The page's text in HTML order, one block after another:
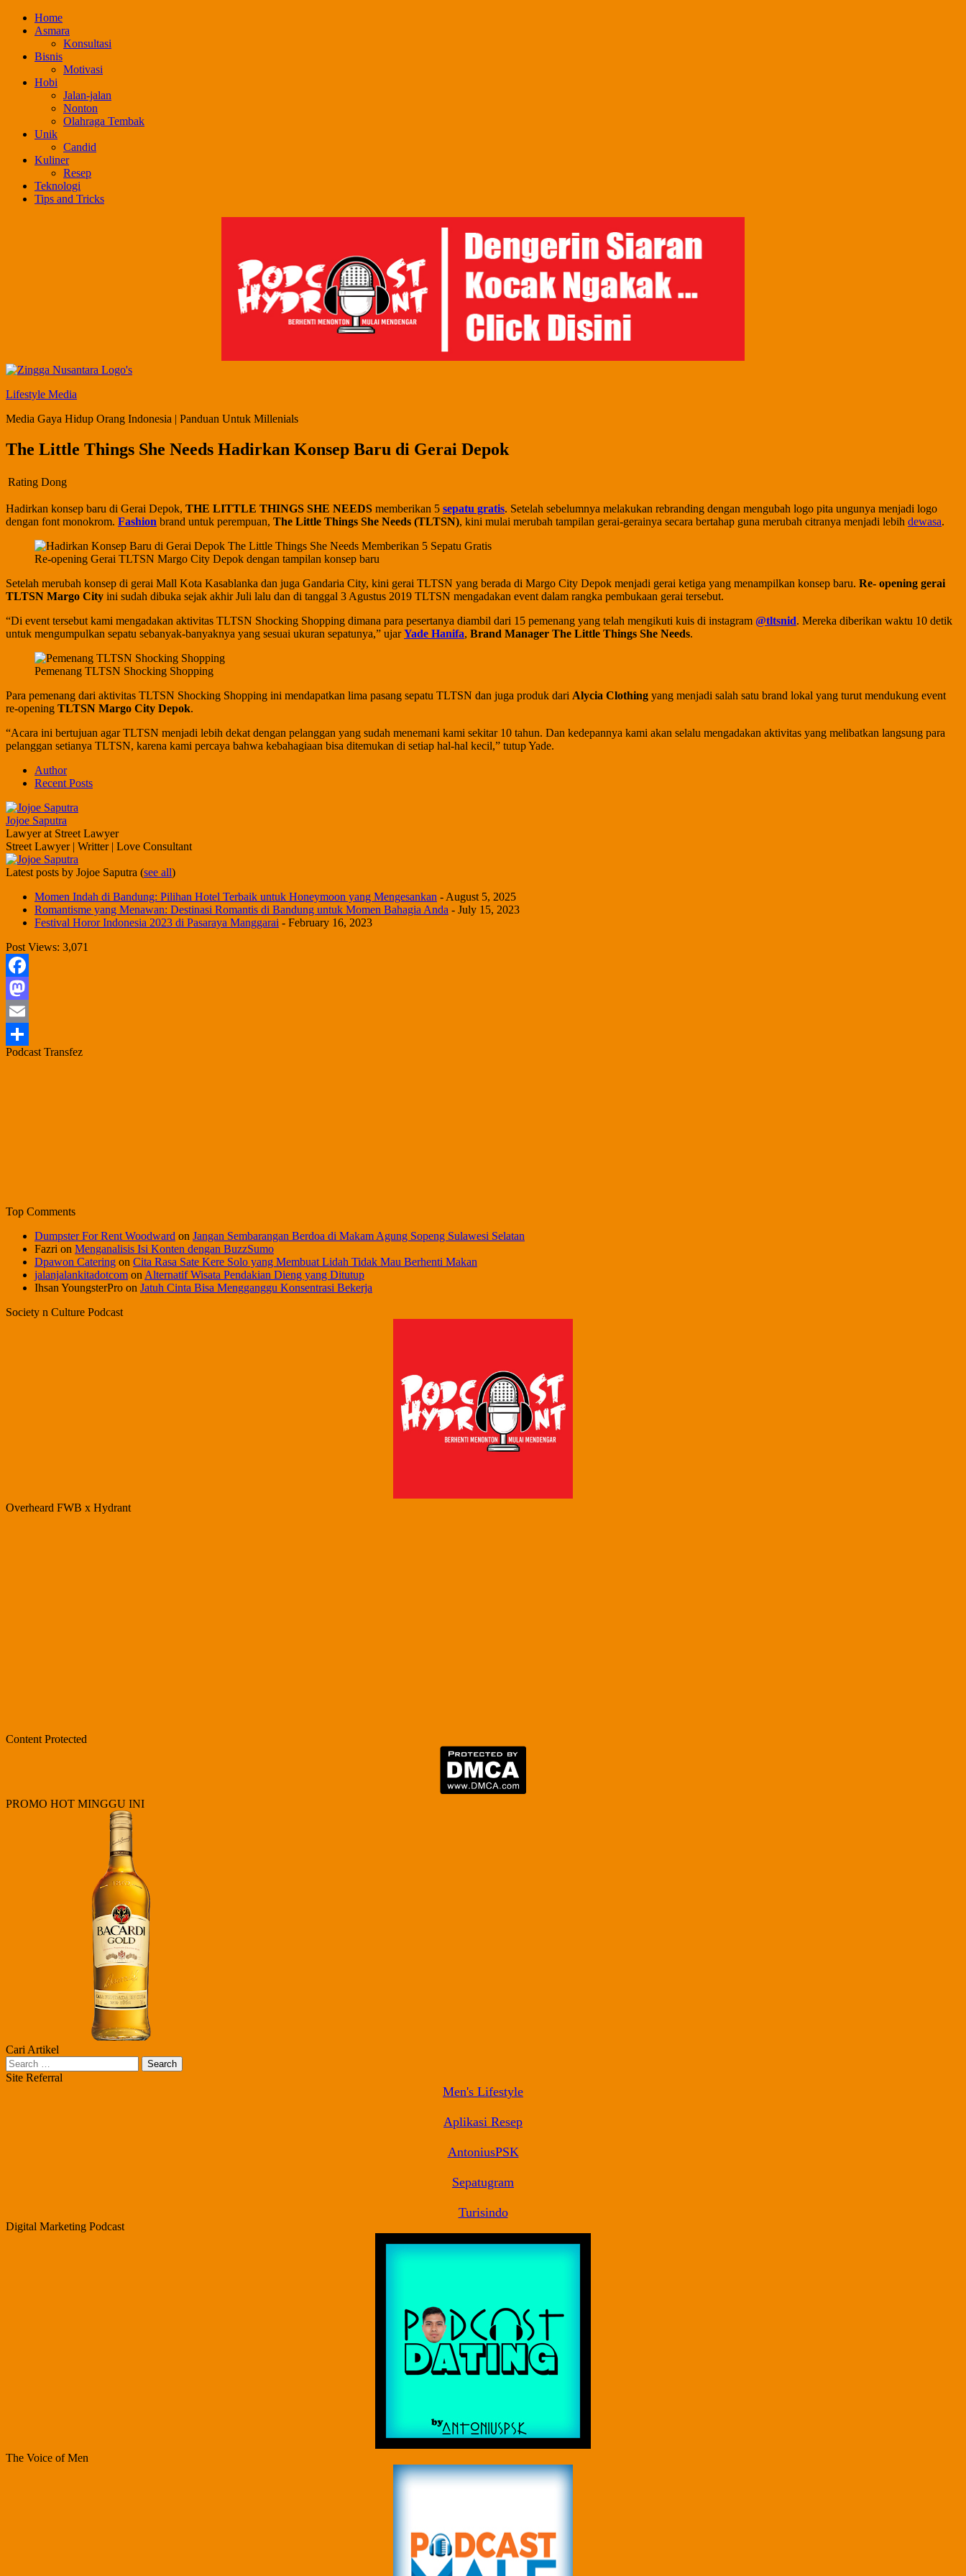
Skip
Home
Asmara
Konsultasi
Bisnis
Motivasi
Hobi
Jalan-jalan
Nonton
Olahraga Tembak
Unik
Candid
Kuliner
Resep
Teknologi
Tips and Tricks
Lifestyle Media
Media Gaya Hidup Orang Indonesia | Panduan Untuk Millenials
The Little Things She Needs Hadirkan Konsep Baru di Gerai Depok
Rating Dong
Hadirkan konsep baru di Gerai Depok, THE LITTLE THINGS SHE NEEDS memberikan 5 sepatu gratis. Setelah sebelumnya melakukan rebranding dengan mengubah logo pita ungunya menjadi logo
dengan font monokrom. Fashion brand untuk perempuan, The Little Things She Needs (TLTSN), kini mulai merubah tampilan gerai-gerainya secara bertahap guna merubah citranya menjadi lebih dewasa.
Re-opening Gerai TLTSN Margo City Depok dengan tampilan konsep baru
Setelah merubah konsep di gerai Mall Kota Kasablanka dan juga Gandaria City, kini gerai TLTSN yang berada di Margo City Depok menjadi gerai ketiga yang menampilkan konsep baru. Re- opening gerai
TLTSN Margo City ini sudah dibuka sejak akhir Juli lalu dan di tanggal 3 Agustus 2019 TLTSN mengadakan event dalam rangka pembukaan gerai tersebut.
“Di event tersebut kami mengadakan aktivitas TLTSN Shocking Shopping dimana para pesertanya diambil dari 15 pemenang yang telah mengikuti kuis di instagram @tltsnid. Mereka diberikan waktu 10 detik
untuk mengumpulkan sepatu sebanyak-banyaknya yang sesuai ukuran sepatunya,” ujarYade Hanifa, Brand Manager The Little Things She Needs.
Pemenang TLTSN Shocking Shopping
Para pemenang dari aktivitas TLTSN Shocking Shopping ini mendapatkan lima pasang sepatu TLTSN dan juga produk dari Alycia Clothing yang menjadi salah satu brand lokal yang turut mendukung event
re-opening TLTSN Margo City Depok.
“Acara ini bertujuan agar TLTSN menjadi lebih dekat dengan pelanggan yang sudah menemani kami sekitar 10 tahun. Dan kedepannya kami akan selalu mengadakan aktivitas yang melibatkan langsung para
pelanggan setianya TLTSN, karena kami percaya bahwa kebahagiaan bisa ditemukan di setiap hal-hal kecil,” tutup Yade.
Author
Recent Posts
Jojoe Saputra
Lawyerat Street Lawyer
Street Lawyer | Writter | Love Consultant
Latest posts by Jojoe Saputra (see all)
Momen Indah di Bandung: Pilihan Hotel Terbaik untuk Honeymoon yang Mengesankan - August 5, 2025
Romantisme yang Menawan: Destinasi Romantis di Bandung untuk Momen Bahagia Anda - July 15, 2023
Festival Horor Indonesia 2023 di Pasaraya Manggarai - February 16, 2023
Post Views: 3,071
Facebook
Mastodon
Email
Share
Podcast Transfez
Top Comments
Dumpster For Rent Woodward on Jangan Sembarangan Berdoa di Makam Agung Sopeng Sulawesi Selatan
Fazri on Menganalisis Isi Konten dengan BuzzSumo
Dpawon Catering on Cita Rasa Sate Kere Solo yang Membuat Lidah Tidak Mau Berhenti Makan
jalanjalankitadotcom on Alternatif Wisata Pendakian Dieng yang Ditutup
Ihsan YoungsterPro on Jatuh Cinta Bisa Mengganggu Konsentrasi Bekerja
Society n Culture Podcast
Overheard FWB x Hydrant
Content Protected
PROMO HOT MINGGU INI
Cari Artikel
Search
for:
Site Referral
Men's Lifestyle
Aplikasi Resep
AntoniusPSK
Sepatugram
Turisindo
Digital Marketing Podcast
The Voice of Men